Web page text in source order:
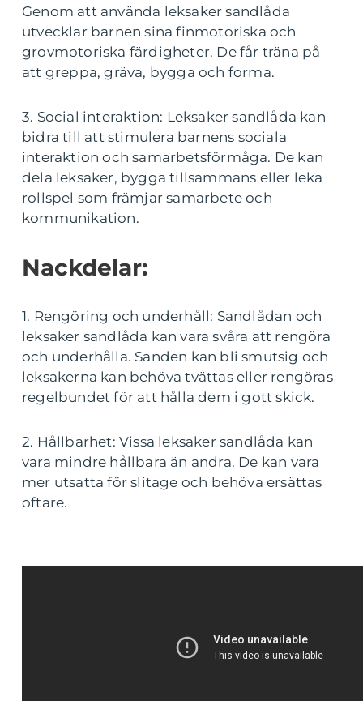
Genom att använda leksaker sandlåda
utvecklar barnen sina finmotoriska och
grovmotoriska färdigheter. De får träna på
att greppa, gräva, bygga och forma.
3. Social interaktion: Leksaker sandlåda kan
bidra till att stimulera barnens sociala
interaktion och samarbetsförmåga. De kan
dela leksaker, bygga tillsammans eller leka
rollspel som främjar samarbete och
kommunikation.
Nackdelar:
1. Rengöring och underhåll: Sandlådan och
leksaker sandlåda kan vara svåra att rengöra
och underhålla. Sanden kan bli smutsig och
leksakerna kan behöva tvättas eller rengöras
regelbundet för att hålla dem i gott skick.
2. Hållbarhet: Vissa leksaker sandlåda kan
vara mindre hållbara än andra. De kan vara
mer utsatta för slitage och behöva ersättas
oftare.